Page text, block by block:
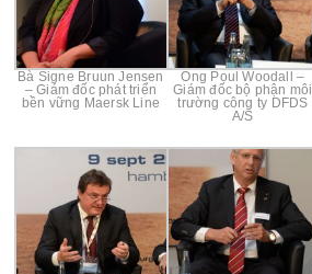
Bà Signe Bruun Jensen
– Giám đốc phát triển
bền vững Maersk Line
Ông Poul Woodall –
Giám đốc bộ phận môi
trường công ty DFDS
A/S